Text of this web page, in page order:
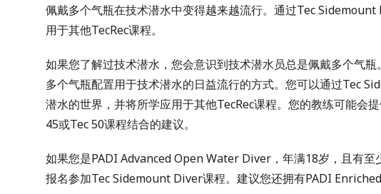
佩戴多个气瓶在技术潜水中变得越来越流行。通过Tec
用于其他TecRec课程。
如果您了解过技术潜水，您会意识到技术潜水员总是佩戴多个气
多个气瓶配置用于技术潜水的日益流行的方式。您可以通过Tec
潜水的世界，并将所学应用于其他TecRec课程。您的教练可能会
45或Tec 50课程结合的建议。
如果您是PADI Advanced Open Water Diver ，年满18岁，且有
报名参加Tec Sidemount Diver课程。建议您还拥有PADI